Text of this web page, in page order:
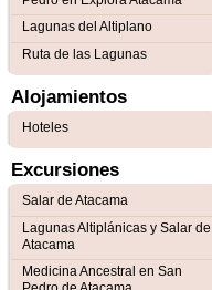
Lagunas del Altiplano
Ruta de las Lagunas
Alojamientos
Hoteles
Excursiones
Salar de Atacama
Lagunas Altiplánicas y Salar de
Atacama
Medicina Ancestral en San